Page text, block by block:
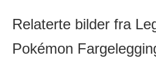
Relaterte bilder fra
Pokémon